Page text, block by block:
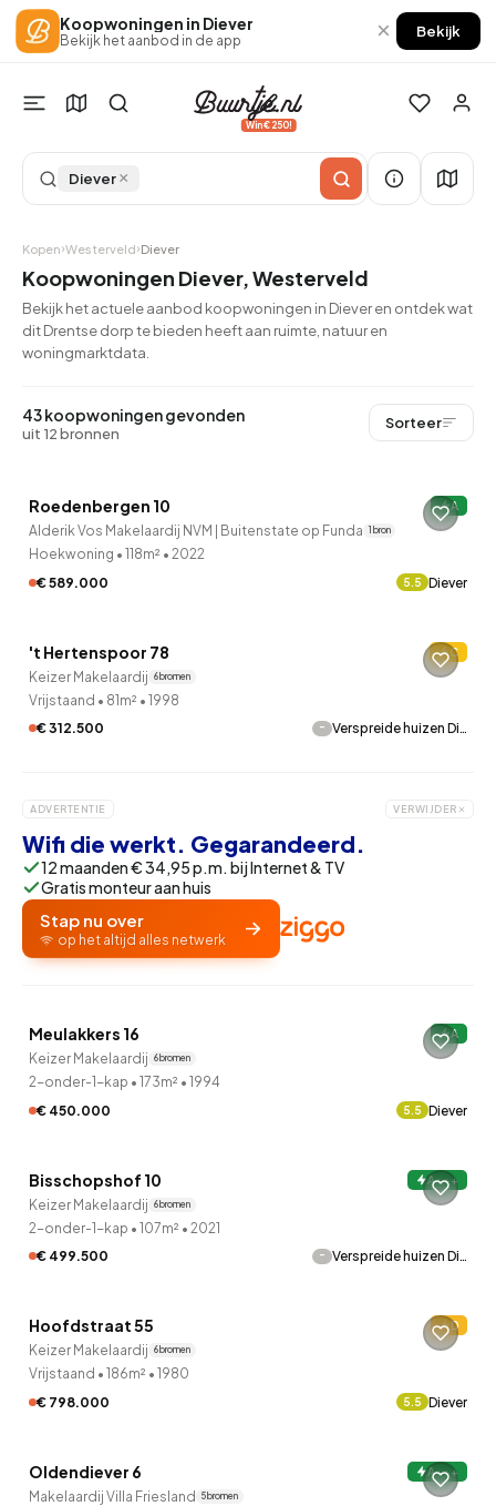
Koopwoningen in Diever
Bekijk het aanbod in de app × Bekijk
Win €250!
Diever×
Kopen Westerveld Diever
Koopwoningen Diever, Westerveld
Bekijk het actuele aanbod koopwoningen in Diever en ontdek wat
dit Drentse dorp te bieden heeft aan ruimte, natuur en
woningmarktdata.
43 koopwoningen gevonden
uit 12 bronnen
Sorteer
5 uur geleden ontdekt
Roedenbergen 10 A
Alderik Vos Makelaardij NVM | Buitenstate op Funda 1 bron
Hoekwoning • 118m² • 2022
€ 589.000
5.5 Diever
13 uur geleden ontdekt
't Hertenspoor 78 C
Keizer Makelaardij 6 bronnen
Vrijstaand • 81m² • 1998
€ 312.500
- Verspreide huizen Di…
ADVERTENTIE VERWIJDER
Wifi die werkt. Gegarandeerd.
12 maanden € 34,95 p.m. bij Internet & TV
Gratis monteur aan huis
Stap nu over
op het altijd alles netwerk
13 uur geleden ontdekt
Meulakkers 16 A
Keizer Makelaardij 6 bronnen
2-onder-1-kap • 173m² • 1994
€ 450.000
5.5 Diever
13 uur geleden ontdekt
Bisschopshof 10 A+++
Keizer Makelaardij 6 bronnen
2-onder-1-kap • 107m² • 2021
€ 499.500
- Verspreide huizen Di…
13 uur geleden ontdekt
Hoofdstraat 55 D
Keizer Makelaardij 6 bronnen
Vrijstaand • 186m² • 1980
€ 798.000
5.5 Diever
14 uur geleden ontdekt
Oldendiever 6 A+++
Makelaardij Villa Friesland 5 bronnen